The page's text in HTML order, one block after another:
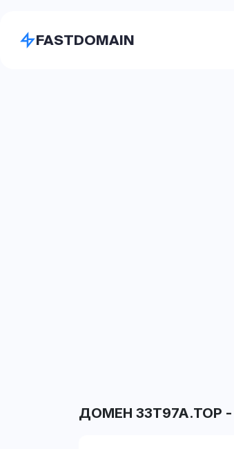
FASTDOMAIN
ДОМЕН 33T97A.TOP -